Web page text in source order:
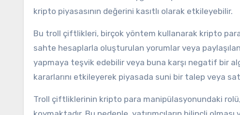
kripto piyasasının değerini kasıtlı olarak etkileyebilir.
Bu troll çiftlikleri, birçok yöntem kullanarak kripto
sahte hesaplarla oluşturulan yorumlar veya
yapmaya teşvik edebilir veya buna karşı negatif bir
kararlarını etkileyerek piyasada suni bir talep veya
Troll çiftliklerinin kripto para manipülasyonundaki